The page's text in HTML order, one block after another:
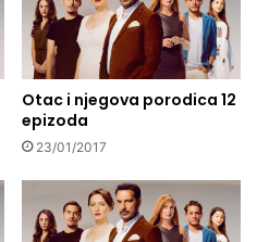
Otac i njegova porodica 12
epizoda
23/01/2017